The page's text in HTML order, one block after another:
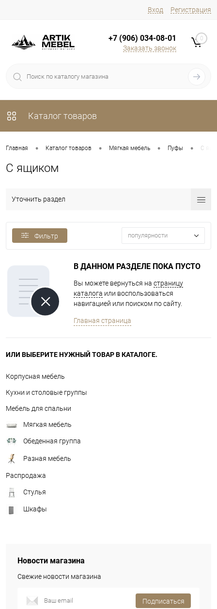
Вход Регистрация
+7 (906) 034-08-01
Заказать звонок
0
Каталог товаров
Главная • Каталог товаров • Мягкая мебель • Пуфы • С
С ящиком
Уточнить раздел
Фильтр популярности
В ДАННОМ РАЗДЕЛЕ ПОКА ПУСТО
Вы можете вернуться на страницу
каталога или воспользоваться
навигацией или поиском по сайту.
Главная страница
ИЛИ ВЫБЕРИТЕ НУЖНЫЙ ТОВАР В КАТАЛОГЕ.
Корпусная мебель
Кухни и столовые группы
Мебель для спальни
Мягкая мебель
Обеденная группа
Разная мебель
Распродажа
Стулья
Шкафы
Новости магазина
Свежие новости магазина
Подписаться